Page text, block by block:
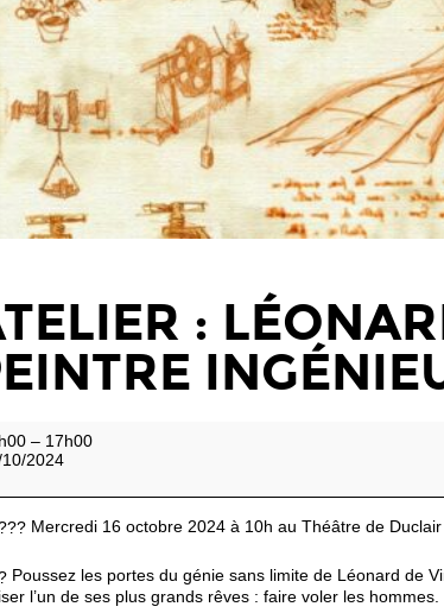
:
– 17h00
10/2024
Mercredi 16 octobre 2024 à 10h au Théâtre de Duclair
Poussez les portes du génie sans limite de Léonard de
l’un de ses plus grands rêves : faire voler les hommes.